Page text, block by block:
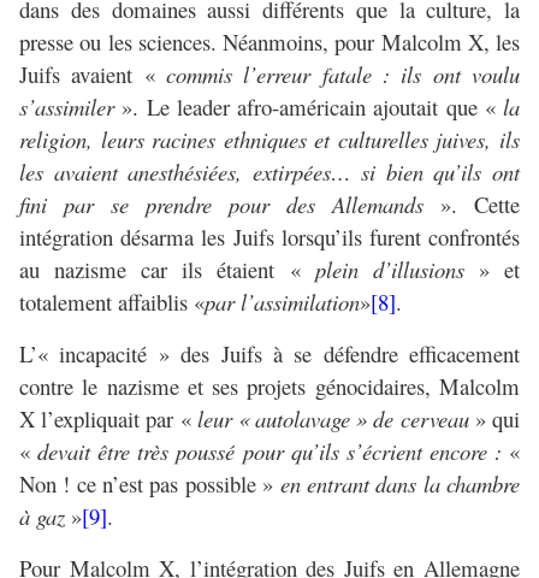
dans des domaines aussi différents que la culture, la
presse ou les sciences. Néanmoins, pour Malcolm X, les
Juifs avaient « commis l’erreur fatale : ils ont voulu
s’assimiler». Le leader afro-américain ajoutait que « la
religion, leurs racines ethniques et culturelles juives, ils
les avaient anesthésiées, extirpées… si bien qu’ils ont
fini par se prendre pour des Allemands ». Cette
intégration désarma les Juifs lorsqu’ils furent confrontés
au nazisme car ils étaient « plein d’illusions» et
totalement affaiblis «par l’assimilation»[8].
L’« incapacité » des Juifs à se défendre efficacement
contre le nazisme et ses projets génocidaires, Malcolm
X l’expliquait par « leur « autolavage » de cerveau» qui
«devait être très poussé pour qu’ils s’écrient encore : «
Non ! ce n’est pas possible » en entrant dans la chambre
à gaz »[9].
Pour Malcolm X, l’intégration des Juifs en Allemagne